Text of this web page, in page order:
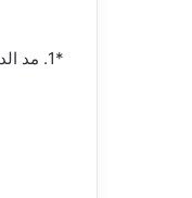
*1. مد الدورة النقابية العمالية وتعديل قانون النقابات 2026*